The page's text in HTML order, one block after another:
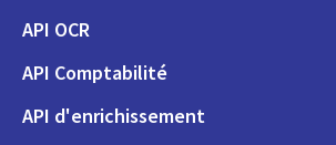
API OCR
API Comptabilité
API d'enrichissement